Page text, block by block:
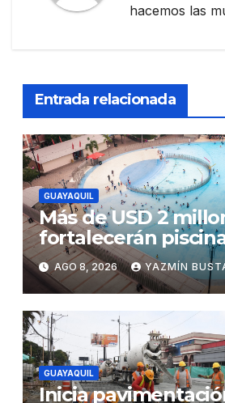
hacemos las
Entrada relacionada
GUAYAQUIL
Más de USD 2
fortalecerán
parques acuáticos
municipales
AGO 8, 2026 YAZMÍN
GUAYAQUIL
Inicia